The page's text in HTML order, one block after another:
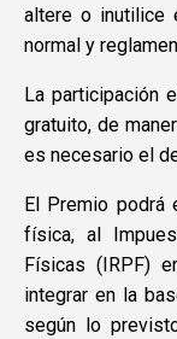
altere o inutilice
normal y
La participación
gratuito, de
es necesario el
El Premio podrá
física, al
Físicas (IRPF)
integrar en la
según lo